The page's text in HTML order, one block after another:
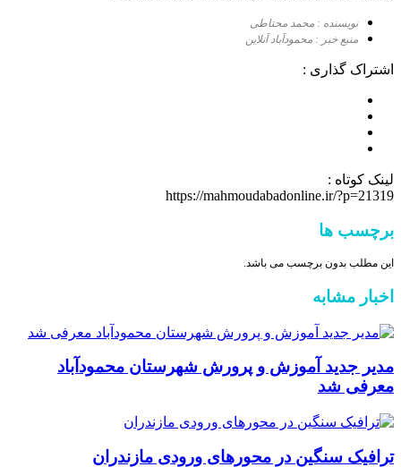
نویسنده : محمد محتاطی
منبع خبر : محمودآباد آنلاین
اشتراک گذاری :
لینک کوتاه :
https://mahmoudabadonline.ir/?p=21319
برچسب ها
این مطلب بدون برچسب می باشد.
اخبار مشابه
مدیر جدید آموزش و پرورش شهرستان محمودآباد
معرفی شد
ترافیک سنگین در محور‌های ورودی مازندران